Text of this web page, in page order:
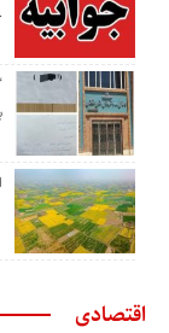
اقتصادی